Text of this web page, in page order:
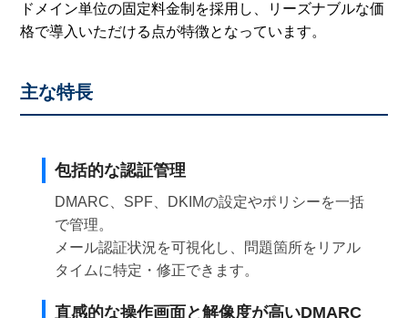
ドメイン単位の固定料金制を採用し、リーズナブルな価
格で導入いただける点が特徴となっています。
主な特長
包括的な認証管理
DMARC、SPF、DKIMの設定やポリシーを一括
で管理。
メール認証状況を可視化し、問題箇所をリアル
タイムに特定・修正できます。
直感的な操作画面と解像度が高いDMARC